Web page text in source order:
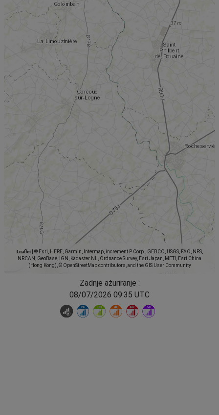
Leaflet
© Esri, HERE, Garmin, Intermap, increment P Corp., GEBCO, USGS, FAO, NPS,
NRCAN, GeoBase, IGN, Kadaster NL, Ordnance Survey, Esri Japan, METI, Esri China
(Hong Kong), © OpenStreetMap contributors, and the GIS User Community
Zadnje ažuriranje :
08/07/2026 09:35 UTC